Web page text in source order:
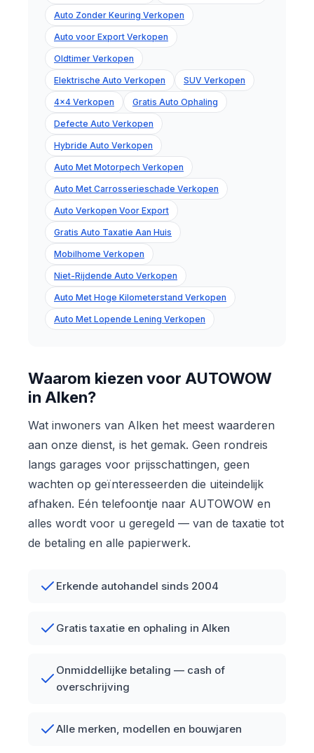
Auto Zonder Keuring Verkopen
Auto voor Export Verkopen
Oldtimer Verkopen
Elektrische Auto Verkopen SUV Verkopen
4x4 Verkopen Gratis Auto Ophaling
Defecte Auto Verkopen
Hybride Auto Verkopen
Auto Met Motorpech Verkopen
Auto Met Carrosserieschade Verkopen
Auto Verkopen Voor Export
Gratis Auto Taxatie Aan Huis
Mobilhome Verkopen
Niet-Rijdende Auto Verkopen
Auto Met Hoge Kilometerstand Verkopen
Auto Met Lopende Lening Verkopen
Waarom kiezen voor AUTOWOW
in Alken?
Wat inwoners van Alken het meest waarderen
aan onze dienst, is het gemak. Geen rondreis
langs garages voor prijsschattingen, geen
wachten op geïnteresseerden die uiteindelijk
afhaken. Eén telefoontje naar AUTOWOW en
alles wordt voor u geregeld — van de taxatie tot
de betaling en alle papierwerk.
Erkende autohandel sinds 2004
Gratis taxatie en ophaling in Alken
Onmiddellijke betaling — cash of
overschrijving
Alle merken, modellen en bouwjaren